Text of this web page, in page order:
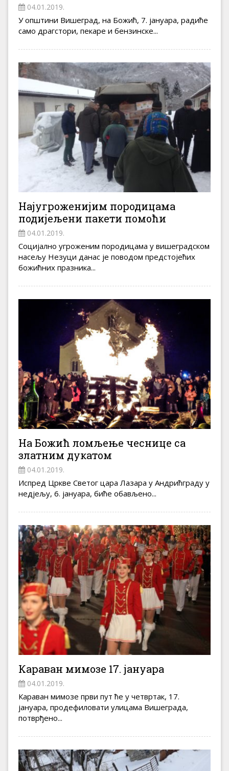
04.01.2019.
У општини Вишеград, на Божић, 7. јануара, радиће
само драгстори, пекаре и бензинске...
Најугроженијим породицама
подијељени пакети помоћи
04.01.2019.
Социјално угроженим породицама у вишеградском
насељу Незуци данас је поводом предстојећих
божићних празника...
На Божић ломљење чеснице са
златним дукатом
04.01.2019.
Испред Цркве Светог цара Лазара у Андрићграду у
недјељу, 6. јануара, биће обављено...
Караван мимозе 17. јануара
04.01.2019.
Караван мимозе први пут ће у четвртак, 17.
јануара, продефиловати улицама Вишеграда,
потврђено...